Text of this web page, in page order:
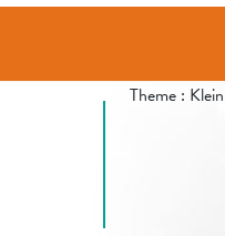
Theme :